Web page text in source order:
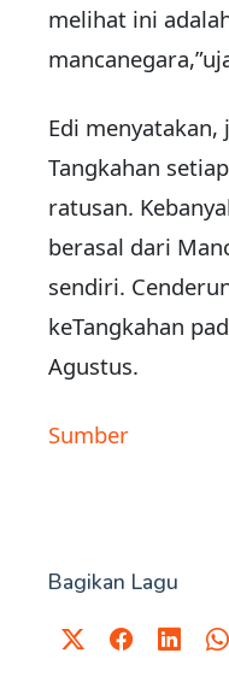
melihat ini
Edi
Tangkahan
ratusan.
berasal dari
sendiri.
keTangkahan
Agustus.
Sumber
Bagikan Lagu